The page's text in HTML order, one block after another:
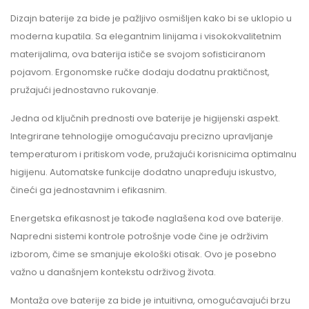
Dizajn baterije za bide je pažljivo osmišljen kako bi se uklopio u
moderna kupatila. Sa elegantnim linijama i visokokvalitetnim
materijalima, ova baterija ističe se svojom sofisticiranom
pojavom. Ergonomske ručke dodaju dodatnu praktičnost,
pružajući jednostavno rukovanje.
Jedna od ključnih prednosti ove baterije je higijenski aspekt.
Integrirane tehnologije omogućavaju precizno upravljanje
temperaturom i pritiskom vode, pružajući korisnicima optimalnu
higijenu. Automatske funkcije dodatno unapređuju iskustvo,
čineći ga jednostavnim i efikasnim.
Energetska efikasnost je takođe naglašena kod ove baterije.
Napredni sistemi kontrole potrošnje vode čine je održivim
izborom, čime se smanjuje ekološki otisak. Ovo je posebno
važno u današnjem kontekstu održivog života.
Montaža ove baterije za bide je intuitivna, omogućavajući brzu